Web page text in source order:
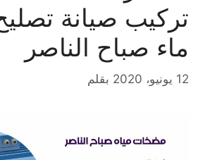
تركيب صيانة
ماء صباح الناصر
12 يونيو، 2020 بقلم